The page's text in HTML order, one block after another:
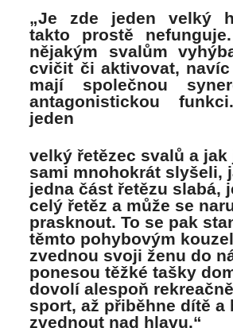
„Je zde jeden velký
takto prostě
nějakým svalům
cvičit či aktivovat,
mají společnou
antagonistickou
jeden
velký řetězec svalů a
sami mnohokrát slyšeli,
jedna část řetězu slabá,
celý řetěz a může se
prasknout. To se pak
těmto pohybovým
zvednou svoji ženu do
ponesou těžké tašky
dovolí alespoň
sport, až přiběhne dítě a
zvednout nad hlavu.“